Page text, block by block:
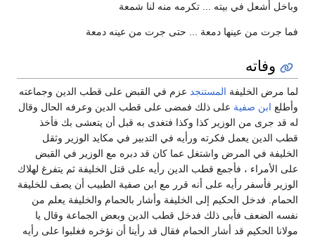
وباخل أشعل في بيته ... تكرمه منه لنا شمعة
فما جرت من عينها دمعة ... حتى جرت من عينه دمعة
وفاته
لما مرض الخليفة المستنجد عزم في القبض على قطب الدين وجماعته
وأطلع ابن صفية على ذلك فمضى على قطب الدين وعرفه الحال وقال
له قد جرى من الوزير كذا وكذا فتغدى به قبل أن يتعشى بك فأخذ
قطب الدين يعمل فكرته ورأيه في التدبير في مكايد الوزير وثقل
الخليفة في المرض واشتغل عما كان قد دبره مع الوزير في القبض
على الأمراء ، فأجمع قطب الدين رأيه على قتل الخليفة ثم يتفرغ لهلاك
الوزير فأسفر رأيه على أنه قرر مع ابن صفية الطبيب أن يصف للخليفة
الحمام. فدخل الحكيم إلى الخليفة وأشار بالحمام والخليفة يعلم من
نفسه الضعف فأبى ذلك فدخل قطب الدين وبعض الجماعة وقال يا
مولانا الحكيم قد أشار الحمام فقال قد رأينا أن نؤخره فغلبوا على رأيه